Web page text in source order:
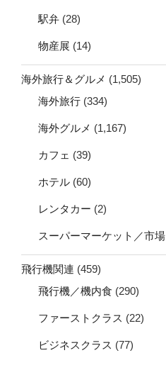
駅弁 (28)
物産展 (14)
海外旅行＆グルメ (1,505)
海外旅行 (334)
海外グルメ (1,167)
カフェ (39)
ホテル (60)
レンタカー (2)
スーパーマーケット／市場
飛行機関連 (459)
飛行機／機内食 (290)
ファーストクラス (22)
ビジネスクラス (77)